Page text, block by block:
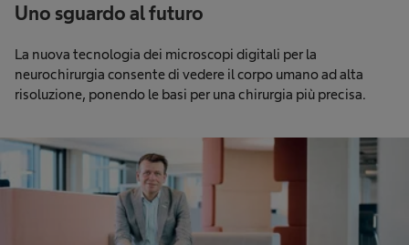
Uno sguardo al futuro
La nuova tecnologia dei microscopi digitali per la
neurochirurgia consente di vedere il corpo umano ad alta
risoluzione, ponendo le basi per una chirurgia più precisa.